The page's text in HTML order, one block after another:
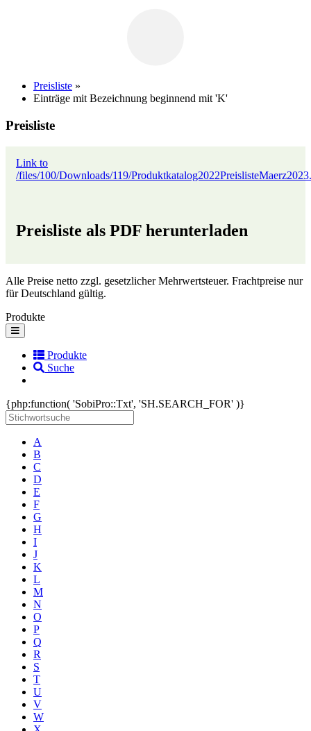
Preisliste »
Einträge mit Bezeichnung beginnend mit 'K'
Preisliste
Link to
/files/100/Downloads/119/
Preisliste als PDF herunterladen
Alle Preise netto zzgl. gesetzlicher Mehrwertsteuer. Frachtpreise nur
für Deutschland gültig.
Produkte
Toggle
navigation
Produkte
Suche
{php:function( 'SobiPro::Txt', 'SH.SEARCH_FOR' )}
A
B
C
D
E
F
G
H
I
J
K
L
M
N
O
P
Q
R
S
T
U
V
W